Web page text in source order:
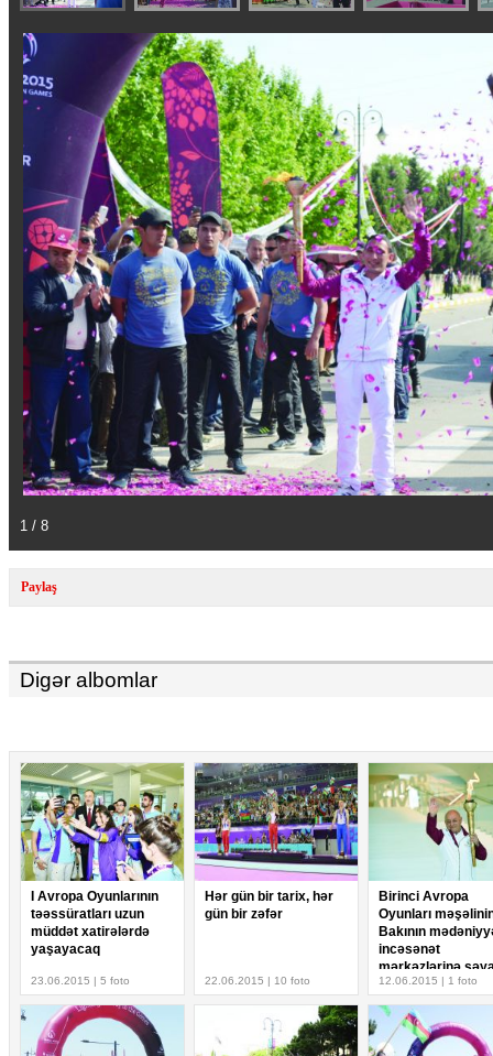
1 / 8
Paylaş
Digər albomlar
I Avropa Oyunlarının
təəssüratları uzun
müddət xatirələrdə
yaşayacaq
23.06.2015 | 5 foto
Hər gün bir tarix, hər
gün bir zəfər
22.06.2015 | 10 foto
Birinci Avropa
Oyunları
Bakının
incəsənət
mərkəzlərinə
12.06.2015 | 1 foto